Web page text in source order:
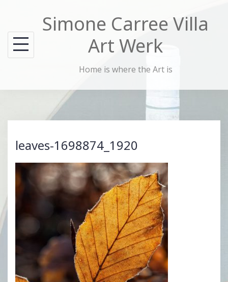
content
Simone Carree Villa
Art Werk
Home is where the Art is
leaves-1698874_1920